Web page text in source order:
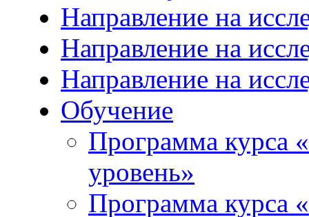
Направление на
Направление на
Направление на
Обучение
Программа курса
уровень»
Программа курса